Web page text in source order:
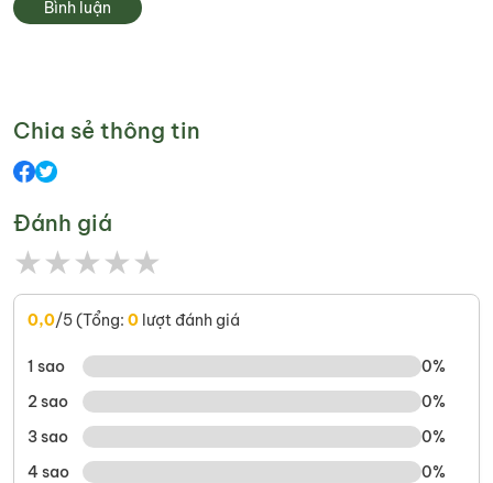
Bình luận
Chia sẻ thông tin
Đánh giá
★★★★★
0,0/5 (Tổng: 0 lượt đánh giá
1 sao
0%
2 sao
0%
3 sao
0%
4 sao
0%